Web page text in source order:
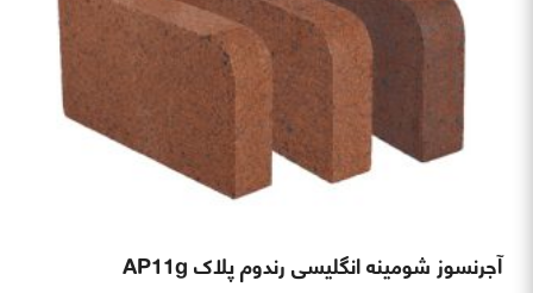
آجرنسوز شومینه انگلیسی رندوم پلاک AP11g